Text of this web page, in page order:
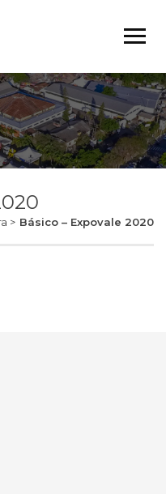
> Básico – Expovale 2020